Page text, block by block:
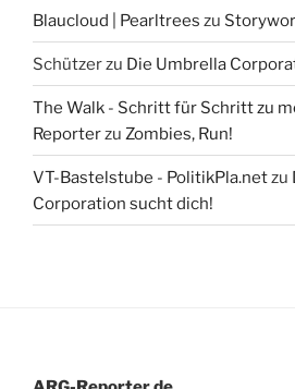
Blaucloud | Pearltrees zu
Schützerzu Die Umbrella
The Walk - Schritt für Schritt zu
Reporterzu Zombies, Run!
VT-Bastelstube - PolitikPla.netzu
Corporation sucht dich!